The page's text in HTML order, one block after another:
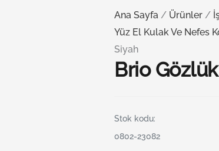
Ana Sayfa / Ürünler /
Yüz El Kulak Ve Nefes
Siyah
Brio
Stok kodu:
0802-23082